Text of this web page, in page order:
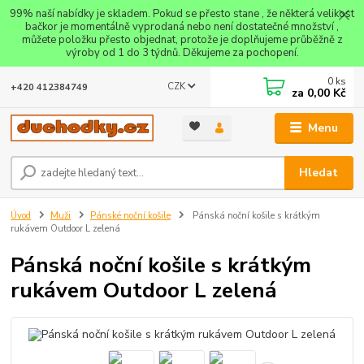
99% naší nabídky je skladem. Pokud se přesto stane , že některá velikost
bačkor je momentálně vyprodaná nebo není dostatečné množství ,
můžete položku přesto objednat, protože je doplňujeme průběžně z
výroby od 1 do 3 týdnů. Děkujeme za pochopení.
Menu
CZK
Hledat
+420 412384749 0 ks
za 0,00 Kč
Úvod Muži Pánské noční košile
Pánská noční košile s krátkým
rukávem Outdoor L zelená
Pánská noční košile s krátkým
rukávem Outdoor L zelená